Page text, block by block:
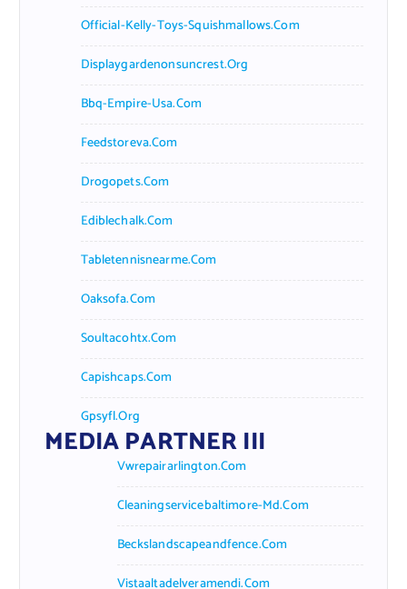
Official-Kelly-Toys-Squishmallows.com
Displaygardenonsuncrest.org
Bbq-Empire-Usa.com
Feedstoreva.com
Drogopets.com
Ediblechalk.com
Tabletennisnearme.com
Oaksofa.com
Soultacohtx.com
Capishcaps.com
Gpsyfl.org
MEDIA PARTNER III
Vwrepairarlington.com
Cleaningservicebaltimore-Md.com
Beckslandscapeandfence.com
Vistaaltadelveramendi.com